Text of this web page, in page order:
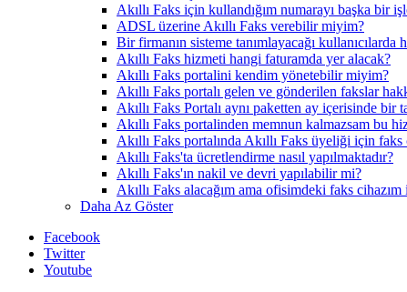
Akıllı Faks için kullandığım numarayı başka
ADSL üzerine Akıllı Faks verebilir miyim?
Bir firmanın sisteme tanımlayacağı
Akıllı Faks hizmeti hangi faturamda yer alacak?
Akıllı Faks portalini kendim yönetebilir miyim?
Akıllı Faks portalı gelen ve gönderilen fakslar
Akıllı Faks Portalı aynı paketten ay içerisinde bir
Akıllı Faks portalinden memnun kalmazsam bu
Akıllı Faks portalında Akıllı Faks üyeliği için faks
Akıllı Faks'ta ücretlendirme nasıl yapılmaktadır?
Akıllı Faks'ın nakil ve devri yapılabilir mi?
Akıllı Faks alacağım ama ofisimdeki faks
Daha Az Göster
Facebook
Twitter
Youtube